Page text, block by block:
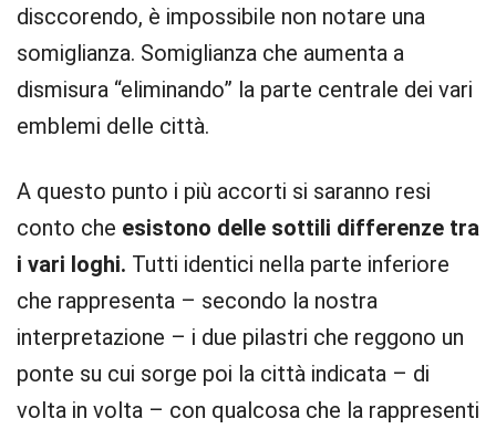
disccorendo, è impossibile non notare una
somiglianza. Somiglianza che aumenta a
dismisura “eliminando” la parte centrale dei vari
emblemi delle città.
A questo punto i più accorti si saranno resi
conto che esistono delle sottili differenze tra
i vari loghi. Tutti identici nella parte inferiore
che rappresenta – secondo la nostra
interpretazione – i due pilastri che reggono un
ponte su cui sorge poi la città indicata – di
volta in volta – con qualcosa che la rappresenti